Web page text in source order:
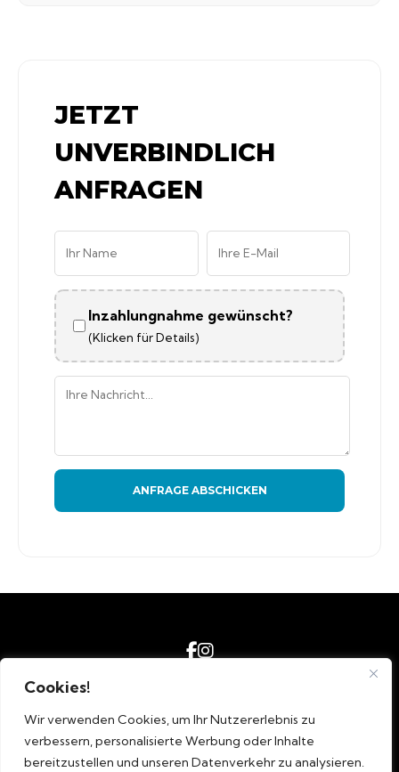
Cookies!
Wir verwenden Cookies, um Ihr Nutzererlebnis zu
verbessern, personalisierte Werbung oder Inhalte
bereitzustellen und unseren Datenverkehr zu analysieren.
JETZT
UNVERBINDLICH
ANFRAGEN
Inzahlungnahme gewünscht?
(Klicken für Details)
ANFRAGE ABSCHICKEN
AGB´s
Datenschutz